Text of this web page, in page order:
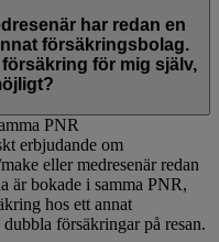
har redan en
försäkringsbolag.
för mig själv,
PNR
erbjudande om
eller medresenär redan
är bokade i samma PNR,
hos ett annat
försäkringar på resan.